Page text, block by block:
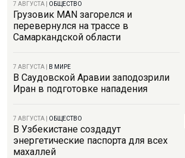
7 АВГУСТА ОБЩЕСТВО
Грузовик MAN загорелся и
перевернулся на трассе в
Самаркандской области
7 АВГУСТА В МИРЕ
В Саудовской Аравии заподозрили
Иран в подготовке нападения
7 АВГУСТА ОБЩЕСТВО
В Узбекистане создадут
энергетические паспорта для всех
махаллей